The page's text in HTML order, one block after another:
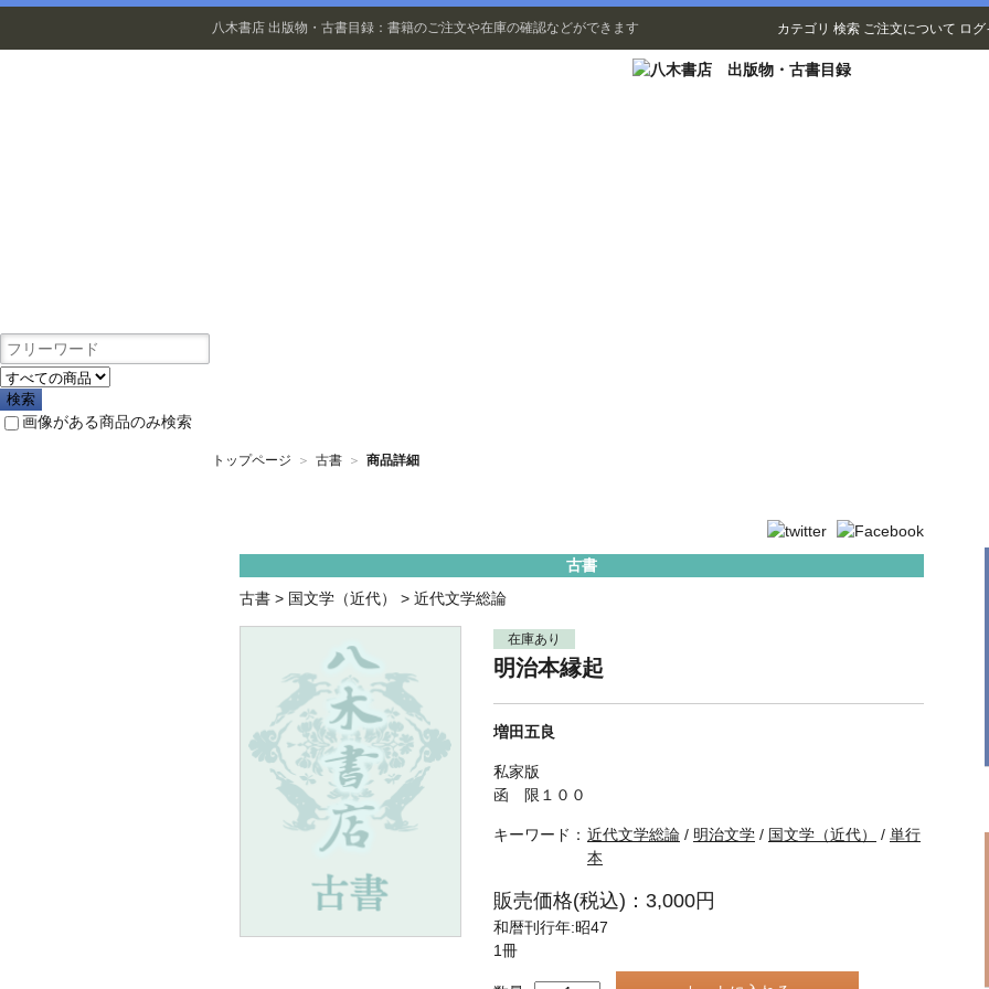
八木書店 出版物・古書目録：書籍のご注文や在庫の確認などができます カテゴリ 検索 ご注文について ログ
画像がある商品のみ検索
トップページ ＞ 古書 ＞ 商品詳細
古書
古書 > 国文学（近代） > 近代文学総論
在庫あり
明治本縁起
増田五良
私家版
函 限１００
キーワード： 近代文学総論 / 明治文学 / 国文学（近代） / 単行
本
販売価格(税込)：3,000円
和暦刊行年:昭47
1冊